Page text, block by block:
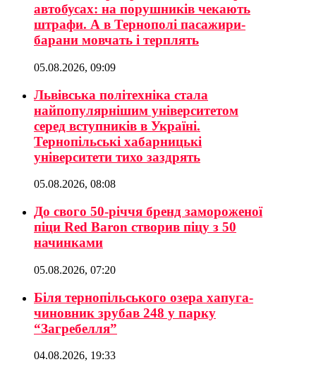
автобусах: на порушників чекають
штрафи. А в Тернополі пасажири-
барани мовчать і терплять
05.08.2026, 09:09
Львівська політехніка стала
найпопулярнішим університетом
серед вступників в Україні.
Тернопільські хабарницькі
університети тихо заздрять
05.08.2026, 08:08
До свого 50-річчя бренд замороженої
піци Red Baron створив піцу з 50
начинками
05.08.2026, 07:20
Біля тернопільського озера хапуга-
чиновник зрубав 248 у парку
“Загребелля”
04.08.2026, 19:33